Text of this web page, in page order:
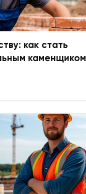
как стать
каменщиком